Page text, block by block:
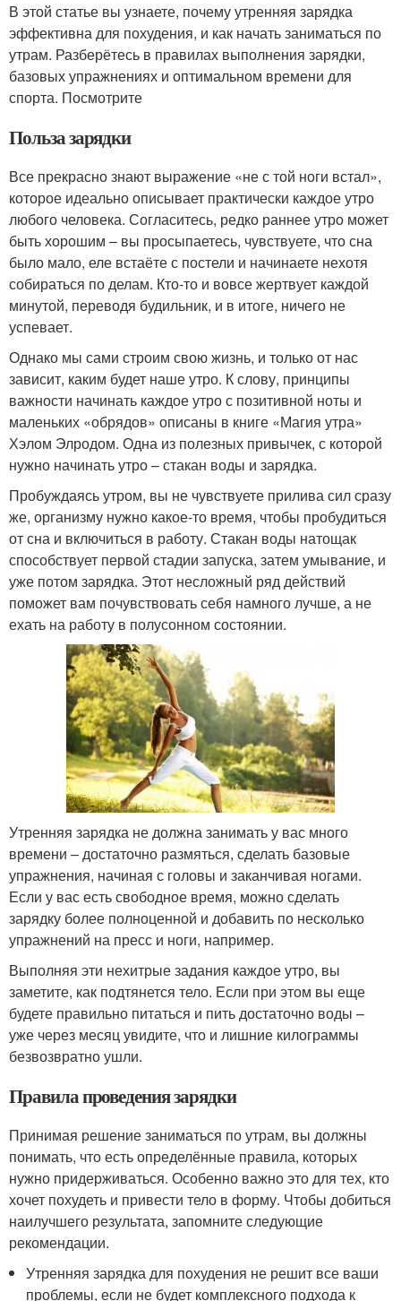
В этой статье вы узнаете, почему утренняя зарядка
эффективна для похудения, и как начать заниматься по
утрам. Разберётесь в правилах выполнения зарядки,
базовых упражнениях и оптимальном времени для
спорта. Посмотрите
Польза зарядки
Все прекрасно знают выражение «не с той ноги встал»,
которое идеально описывает практически каждое утро
любого человека. Согласитесь, редко раннее утро может
быть хорошим – вы просыпаетесь, чувствуете, что сна
было мало, еле встаёте с постели и начинаете нехотя
собираться по делам. Кто-то и вовсе жертвует каждой
минутой, переводя будильник, и в итоге, ничего не
успевает.
Однако мы сами строим свою жизнь, и только от нас
зависит, каким будет наше утро. К слову, принципы
важности начинать каждое утро с позитивной ноты и
маленьких «обрядов» описаны в книге «Магия утра»
Хэлом Элродом. Одна из полезных привычек, с которой
нужно начинать утро – стакан воды и зарядка.
Пробуждаясь утром, вы не чувствуете прилива сил сразу
же, организму нужно какое-то время, чтобы пробудиться
от сна и включиться в работу. Стакан воды натощак
способствует первой стадии запуска, затем умывание, и
уже потом зарядка. Этот несложный ряд действий
поможет вам почувствовать себя намного лучше, а не
ехать на работу в полусонном состоянии.
Утренняя зарядка не должна занимать у вас много
времени – достаточно размяться, сделать базовые
упражнения, начиная с головы и заканчивая ногами.
Если у вас есть свободное время, можно сделать
зарядку более полноценной и добавить по несколько
упражнений на пресс и ноги, например.
Выполняя эти нехитрые задания каждое утро, вы
заметите, как подтянется тело. Если при этом вы еще
будете правильно питаться и пить достаточно воды –
уже через месяц увидите, что и лишние килограммы
безвозвратно ушли.
Правила проведения зарядки
Принимая решение заниматься по утрам, вы должны
понимать, что есть определённые правила, которых
нужно придерживаться. Особенно важно это для тех, кто
хочет похудеть и привести тело в форму. Чтобы добиться
наилучшего результата, запомните следующие
рекомендации.
Утренняя зарядка для похудения не решит все ваши
проблемы, если не будет комплексного подхода к